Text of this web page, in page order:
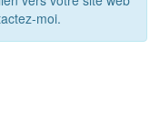
moi.